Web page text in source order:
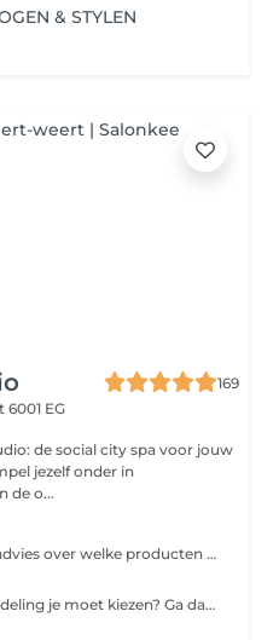
& STYLEN
169
EG
de social city spa voor jouw
jezelf onder in
de o...
Ontvang gratis en persoonlijk advies over welke producten het beste passen bij jouw huidtype en huidbehoeften. Samen kijken we naar jouw huidige routine en stellen we een passend advies op.
Weet je niet goed welke behandeling je moet kiezen? Ga dan voor de surprise me. We kijken samen welke behandeling voor jou het meest geschikt is.